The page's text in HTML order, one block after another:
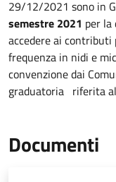
29/12/2021 sono in
semestre 2021 per la
accedere ai
frequenza in nidi e
convenzione dai
graduatoria riferita al
Documenti